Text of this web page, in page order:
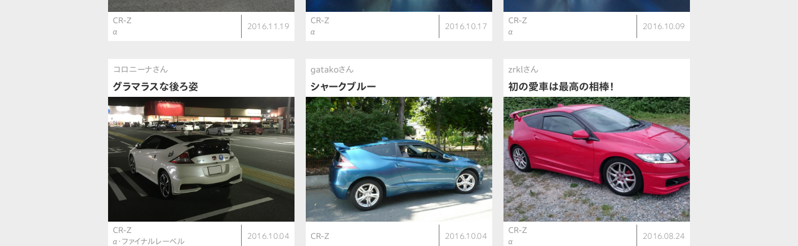
CR-Z
α
2016.11.19
CR-Z
α
2016.10.17
CR-Z
α
2016.10.09
コロニーナさん
グラマラスな後ろ姿
CR-Z
α・ファイナルレーベル
2016.10.04
gatakoさん
シャークブルー
CR-Z 2016.10.04
zrklさん
初の愛車は最高の相棒！
CR-Z
α
2016.08.24